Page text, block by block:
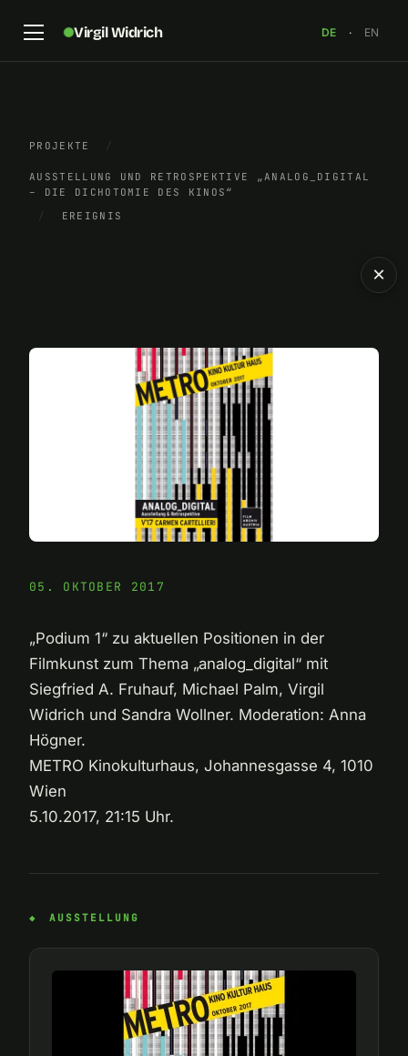
Virgil Widrich DE · EN
PROJEKTE /
AUSSTELLUNG UND RETROSPEKTIVE „ANALOG_DIGITAL
– DIE DICHOTOMIE DES KINOS“
/
EREIGNIS
05. OKTOBER 2017
„Podium 1“ zu aktuellen Positionen in der
Filmkunst zum Thema „analog_digital“ mit
Siegfried A. Fruhauf, Michael Palm, Virgil
Widrich und Sandra Wollner. Moderation: Anna
Högner.
METRO Kinokulturhaus, Johannesgasse 4, 1010
Wien
5.10.2017, 21:15 Uhr.
AUSSTELLUNG
×